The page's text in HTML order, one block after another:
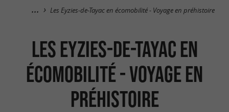
Les Eyzies-de-Tayac en écomobilité - Voyage en préhistoire
Les Eyzies-de-Tayac en
écomobilité - Voyage en
préhistoire